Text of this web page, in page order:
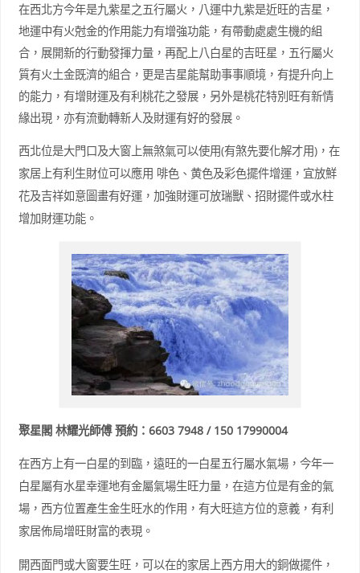
在西北方今年是九紫星之五行屬火，八運中九紫是近旺的吉星，
地運中有火尅金的作用能力有增強功能，有帶動處處生機的組
合，展開新的行動發揮力量，再配上八白星的吉旺星，五行屬火
質有火土金既濟的組合，更是吉星能幫助事事順境，有提升向上
的能力，有增財運及有利桃花之發展，另外是桃花特別旺有新情
緣出現，亦有流動轉新人及財運有好的發展。
西北位是大門口及大窗上無煞氣可以使用(有煞先要化解才用)，在
家居上有利生財位可以應用 啡色、黄色及彩色擺件增運，宜放鮮
花及吉祥如意圖畫有好運，加強財運可放瑞獸、招財擺件或水柱
增加財運功能。
聚星閣 林耀光師傅 預約：6603 7948 / 150 17990004
在西方上有一白星的到臨，遠旺的一白星五行屬水氣場，今年一
白星屬有水星幸運地有金屬氣場生旺力量，在這方位是有金的氣
場，西方位置產生金生旺水的作用，有大旺這方位的意義，有利
家居佈局增旺財富的表現。
開西面門或大窗要生旺，可以在的家居上西方用大的銅做擺件，